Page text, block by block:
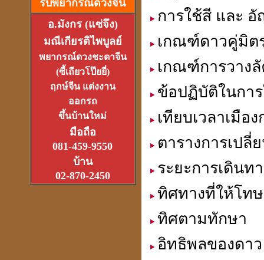
อาจารย์อ๊อดวัดสายไหม
เจ้าตำรับตระกรุดลูกปืน
(1ส.ค.2550)
ที่สุดแห่งเจ้าพิธีเทวาภิเษก
จตุคามราเทพ27 มิ.ย.2550
รับพยากรณ์ดวงจีน
อ.มังกร (แซ่จึง)
มณีเกียรติไพบูลย์
พยากรณ์ดวงชะตาจีน
(ซี้เถียวโป๊ยยี่)
ฤกษ์จีน แต่งงาน
ออกรถ
ขึ้นบ้านใหม่
มือถือ
081-459-9550
บ้าน
02-870-2450
การใช้สี และ
เกณฑ์ดาวคู่มิต
เกณฑ์การวาง
ข้อปฏิบัติในกา
เทียบเวลาเมือ
ตารางการเปลี่
ระยะการเดินท
ทิศทางที่ให้โท
ทิศตามทักษา
อิทธิพลของดา